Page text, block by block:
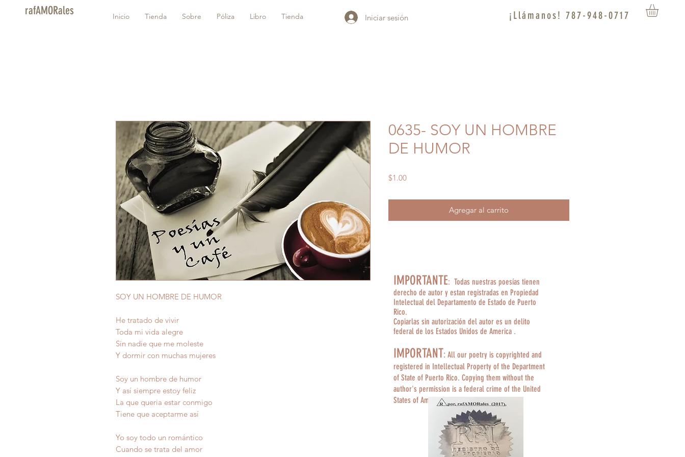
rafAMORales Inicio Tienda Sobre Póliza Libro Tienda Iniciar sesión ¡Llámanos! 787-948-0717
SOY UN HOMBRE DE HUMOR
He tratado de vivir
Toda mi vida alegre
Sin nadie que me moleste
Y dormir con muchas mujeres
Soy un hombre de humor
Y así siempre estoy feliz
La que queria estar conmigo
Tiene que aceptarme así
Yo soy todo un romántico
Cuando se trata del amor
0635- SOY UN HOMBRE
DE HUMOR
$1.00Precio
Agregar al carrito
IMPORTANTE: Todas nuestras poesías tienen
derecho de autor y estan registradas en Propiedad
Intelectual del Departamento de Estado de Puerto
Rico.
Copiarlas sin autorización del autor es un delito
federal de los Estados Unidos de America .
IMPORTANT: All our poetry is copyrighted and
registered in Intellectual Property of the Department
of State of Puerto Rico. Copying them without the
author's permission is a federal crime of the United
States of America.